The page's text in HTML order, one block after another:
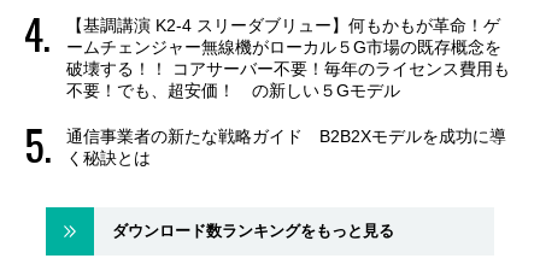
【基調講演 K2-4 スリーダブリュー】何もかもが革命！ゲ
ームチェンジャー無線機がローカル５G市場の既存概念を
破壊する！！ コアサーバー不要！毎年のライセンス費用も
不要！でも、超安価！ の新しい５Gモデル
通信事業者の新たな戦略ガイド B2B2Xモデルを成功に導
く秘訣とは
ダウンロード数ランキングをもっと見る